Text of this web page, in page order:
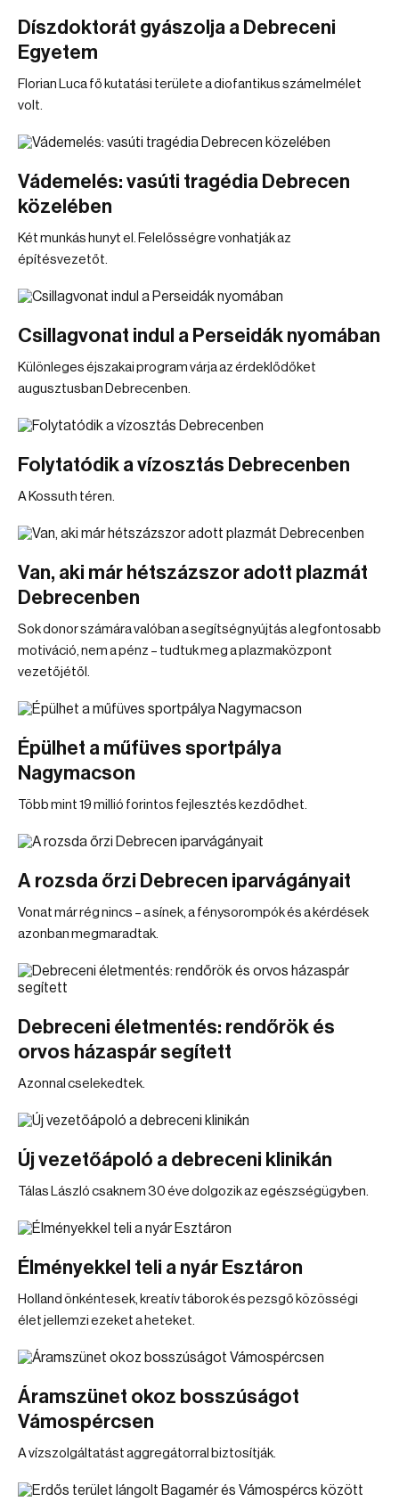
Díszdoktorát gyászolja a Debreceni
Egyetem
Florian Luca fő kutatási területe a diofantikus számelmélet
volt.
Vádemelés: vasúti tragédia Debrecen
közelében
Két munkás hunyt el. Felelősségre vonhatják az
építésvezetőt.
Csillagvonat indul a Perseidák nyomában
Különleges éjszakai program várja az érdeklődőket
augusztusban Debrecenben.
Folytatódik a vízosztás Debrecenben
A Kossuth téren.
Van, aki már hétszázszor adott plazmát
Debrecenben
Sok donor számára valóban a segítségnyújtás a legfontosabb
motiváció, nem a pénz – tudtuk meg a plazmaközpont
vezetőjétől.
Épülhet a műfüves sportpálya
Nagymacson
Több mint 19 millió forintos fejlesztés kezdődhet.
A rozsda őrzi Debrecen iparvágányait
Vonat már rég nincs – a sínek, a fénysorompók és a kérdések
azonban megmaradtak.
Debreceni életmentés: rendőrök és
orvos házaspár segített
Azonnal cselekedtek.
Új vezetőápoló a debreceni klinikán
Tálas László csaknem 30 éve dolgozik az egészségügyben.
Élményekkel teli a nyár Esztáron
Holland önkéntesek, kreatív táborok és pezsgő közösségi
élet jellemzi ezeket a heteket.
Áramszünet okoz bosszúságot
Vámospércsen
A vízszolgáltatást aggregátorral biztosítják.